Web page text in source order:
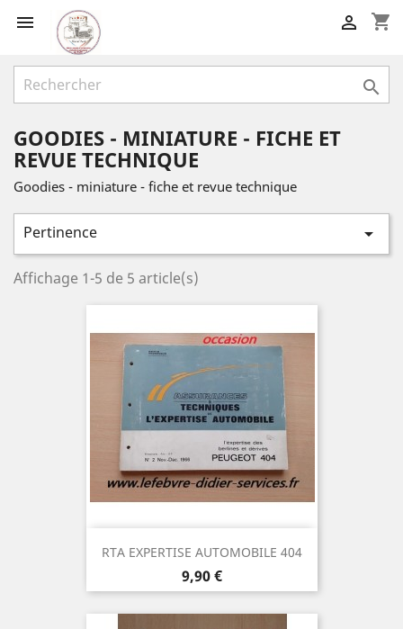
 shopping_cart


GOODIES - MINIATURE - FICHE ET
REVUE TECHNIQUE
Goodies - miniature - fiche et revue technique
Pertinence 
Affichage 1-5 de 5 article(s)
RTA EXPERTISE AUTOMOBILE 404
Prix
9,90 €